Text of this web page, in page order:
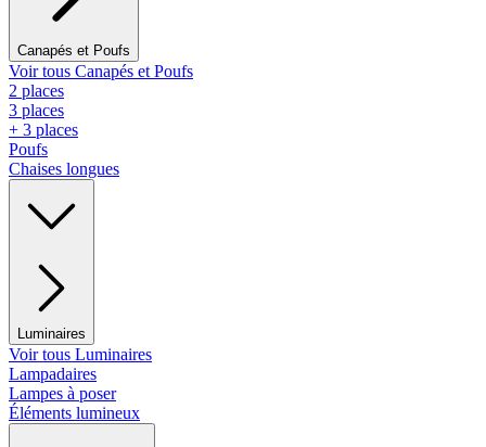
Canapés et Poufs
Voir tous Canapés et Poufs
2 places
3 places
+ 3 places
Poufs
Chaises longues
Luminaires
Voir tous Luminaires
Lampadaires
Lampes à poser
Éléments lumineux